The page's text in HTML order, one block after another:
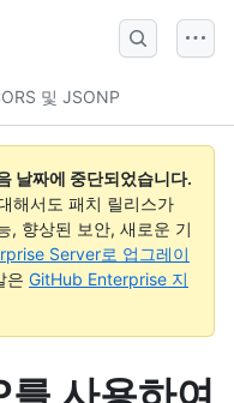
및 JSONP
날짜에 중단되었습니다.
해서도 패치 릴리스가
, 향상된 보안, 새로운 기
Server로 업그레이
은 GitHub Enterprise 지